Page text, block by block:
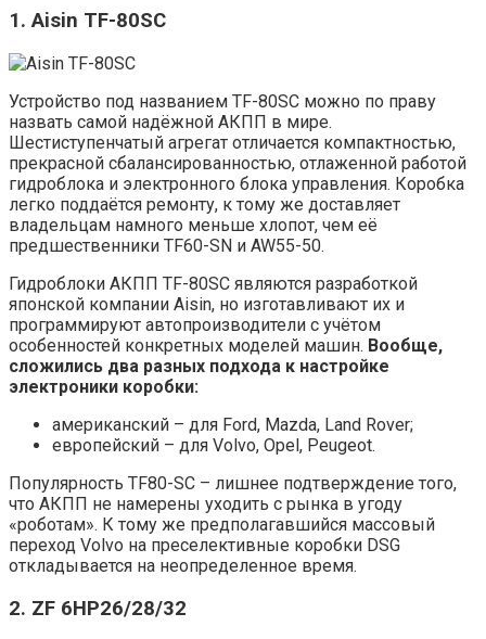
1. Aisin TF-80SC
Устройство под названием TF-80SC можно по праву
назвать самой надёжной АКПП в мире.
Шестиступенчатый агрегат отличается компактностью,
прекрасной сбалансированностью, отлаженной работой
гидроблока и электронного блока управления. Коробка
легко поддаётся ремонту, к тому же доставляет
владельцам намного меньше хлопот, чем её
предшественники TF60-SN и AW55-50.
Гидроблоки АКПП TF-80SC являются разработкой
японской компании Aisin, но изготавливают их и
программируют автопроизводители с учётом
особенностей конкретных моделей машин. Вообще,
сложились два разных подхода к настройке
электроники коробки:
американский – для Ford, Mazda, Land Rover;
европейский – для Volvo, Opel, Peugeot.
Популярность TF80-SC – лишнее подтверждение того,
что АКПП не намерены уходить с рынка в угоду
«роботам». К тому же предполагавшийся массовый
переход Volvo на преселективные коробки DSG
откладывается на неопределенное время.
2. ZF 6HP26/28/32